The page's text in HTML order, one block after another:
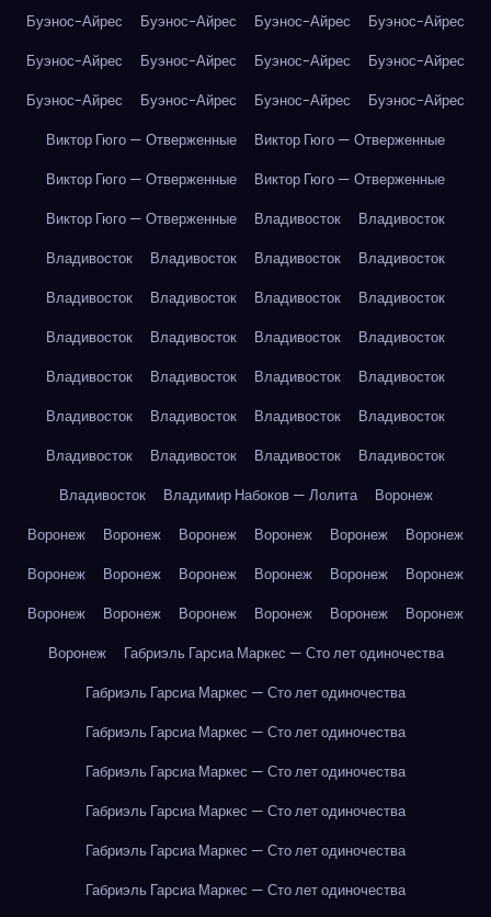
Буэнос-Айрес
Буэнос-Айрес Буэнос-Айрес
Буэнос-Айрес
Буэнос-Айрес
Буэнос-Айрес Буэнос-Айрес
Буэнос-Айрес
Буэнос-Айрес
Буэнос-Айрес Буэнос-Айрес
Буэнос-Айрес
Виктор Гюго — Отверженные
Виктор Гюго — Отверженные
Виктор Гюго — Отверженные
Виктор Гюго — Отверженные
Виктор Гюго — Отверженные
Владивосток
Владивосток
Владивосток
Владивосток Владивосток
Владивосток
Владивосток
Владивосток Владивосток
Владивосток
Владивосток
Владивосток Владивосток
Владивосток
Владивосток
Владивосток Владивосток
Владивосток
Владивосток
Владивосток Владивосток
Владивосток
Владивосток
Владивосток Владивосток
Владивосток
Владивосток
Владимир Набоков — Лолита
Воронеж
Воронеж
Воронеж Воронеж Воронеж Воронеж
Воронеж
Воронеж
Воронеж Воронеж Воронеж Воронеж
Воронеж
Воронеж
Воронеж Воронеж Воронеж Воронеж
Воронеж
Воронеж
Габриэль Гарсиа Маркес — Сто лет одиночества
Габриэль Гарсиа Маркес — Сто лет одиночества
Габриэль Гарсиа Маркес — Сто лет одиночества
Габриэль Гарсиа Маркес — Сто лет одиночества
Габриэль Гарсиа Маркес — Сто лет одиночества
Габриэль Гарсиа Маркес — Сто лет одиночества
Габриэль Гарсиа Маркес — Сто лет одиночества